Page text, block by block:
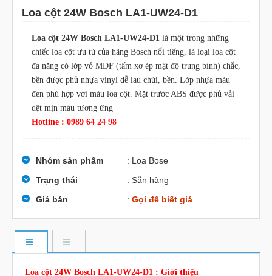
Loa cột 24W Bosch LA1-UW24-D1
Loa cột 24W Bosch LA1-UW24-D1 là một trong những
chiếc loa cột ưu tú của hãng Bosch nổi tiếng, là loại loa cột
đa năng có lớp vỏ MDF (tấm xơ ép mật độ trung bình) chắc,
bền được phủ nhựa vinyl dễ lau chùi, bền. Lớp nhựa màu
đen phù hợp với màu loa cột. Mặt trước ABS được phủ vải
dệt mịn màu tương ứng
Hotline : 0989 64 24 98
Nhóm sản phẩm
: Loa Bose
Trạng thái
: Sẵn hàng
Giá bán
: Gọi để biết giá
Loa cột 24W Bosch LA1-UW24-D1 : Giới thiệu